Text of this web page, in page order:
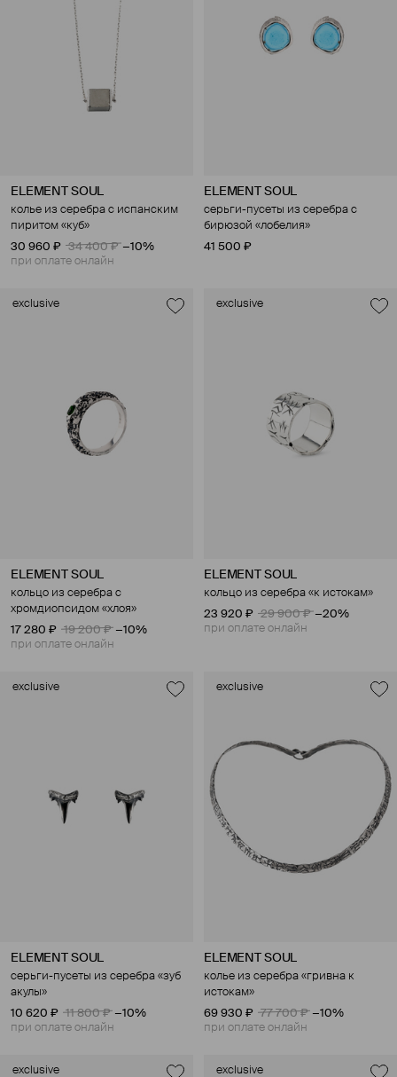
ELEMENT SOUL
колье из серебра с испанским
пиритом «куб»
30 960 ₽
34 400 ₽ −10%
при оплате онлайн
ELEMENT SOUL
серьги-пусеты из серебра с
бирюзой «лобелия»
41 500 ₽
exclusive
ELEMENT SOUL
кольцо из серебра с
хромдиопсидом «хлоя»
17 280 ₽
19 200 ₽ −10%
при оплате онлайн
exclusive
ELEMENT SOUL
кольцо из серебра «к истокам»
23 920 ₽
29 900 ₽ −20%
при оплате онлайн
exclusive
ELEMENT SOUL
серьги-пусеты из серебра «зуб
акулы»
10 620 ₽
11 800 ₽ −10%
при оплате онлайн
exclusive
ELEMENT SOUL
колье из серебра «гривна к
истокам»
69 930 ₽
77 700 ₽ −10%
при оплате онлайн
exclusive exclusive